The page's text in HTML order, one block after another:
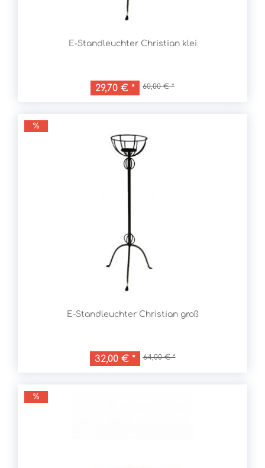
E-Standleuchter Christian klei
60,00 € *
29,70 € *
E-Standleuchter Christian groß
64,00 € *
32,00 € *